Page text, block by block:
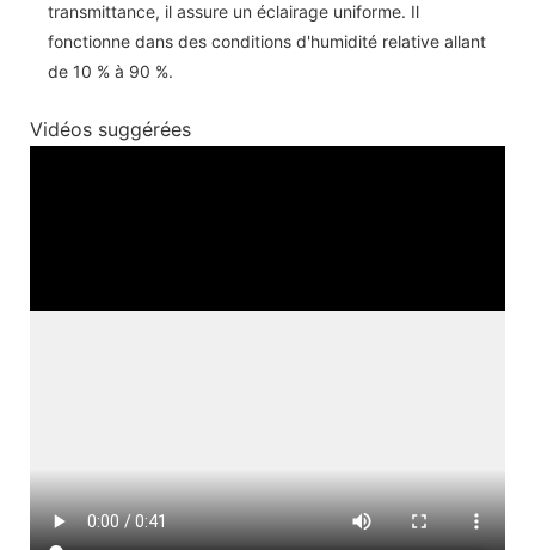
transmittance, il assure un éclairage uniforme. Il
fonctionne dans des conditions d'humidité relative allant
de 10 % à 90 %.
Vidéos suggérées